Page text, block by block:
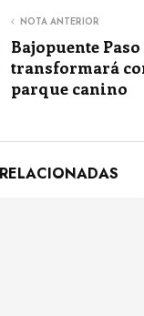
NOTA ANTERIOR
Bajopuente
transformará
parque canino